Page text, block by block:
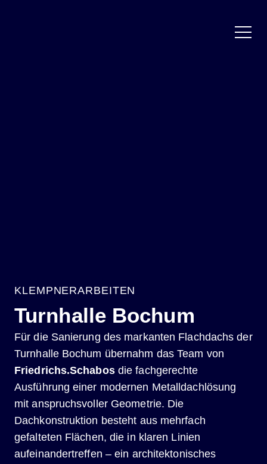
KLEMPNERARBEITEN
Turnhalle Bochum
Für die Sanierung des markanten Flachdachs der
Turnhalle Bochum übernahm das Team von
Friedrichs.Schabosdie fachgerechte
Ausführung einer modernen Metalldachlösung
mit anspruchsvoller Geometrie. Die
Dachkonstruktion besteht aus mehrfach
gefalteten Flächen, die in klaren Linien
aufeinandertreffen – ein architektonisches